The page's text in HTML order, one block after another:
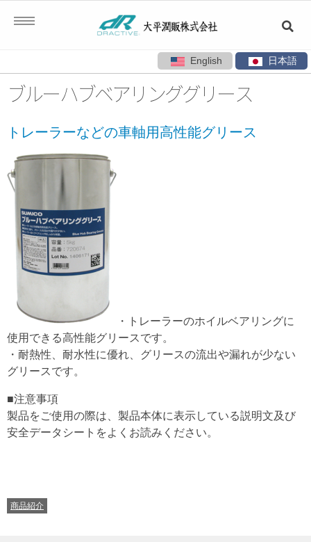
English 日本語
ス
ブルーハブベアリンググリース
トレーラーなどの車軸用高性能グリース
・トレーラーのホイルベアリングに
使用できる高性能グリースです。
・耐熱性、耐水性に優れ、グリースの流出や漏れが少ない
グリースです。
■注意事項
製品をご使用の際は、製品本体に表示している説明文及び
安全データシートをよくお読みください。
CATEGORIES
商品紹介